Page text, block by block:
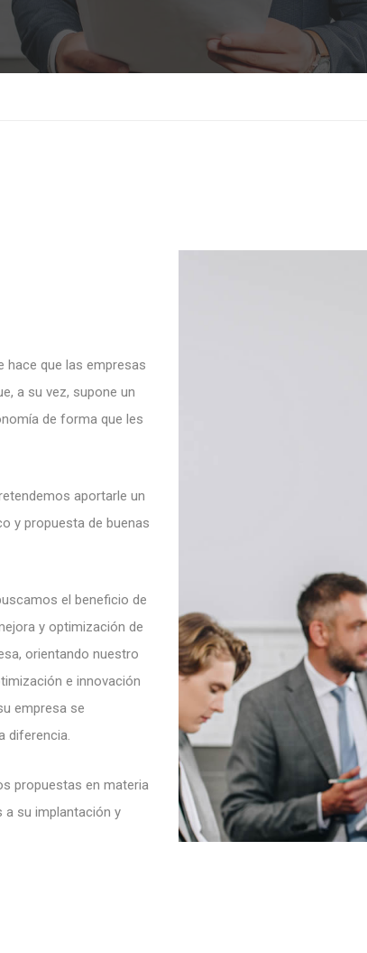
hace que las empresas
a su vez, supone un
de forma que les
aportarle un
y propuesta de buenas
el beneficio de
y optimización de
orientando nuestro
e innovación
empresa se
diferencia.
propuestas en materia
a su implantación y